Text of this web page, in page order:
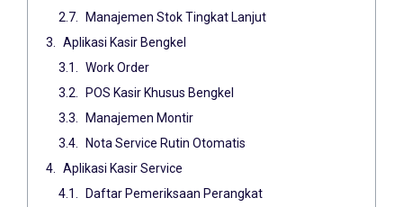
Manajemen Stok Tingkat Lanjut
Aplikasi Kasir Bengkel
Work Order
POS Kasir Khusus Bengkel
Manajemen Montir
Nota Service Rutin Otomatis
Aplikasi Kasir Service
Daftar Pemeriksaan Perangkat